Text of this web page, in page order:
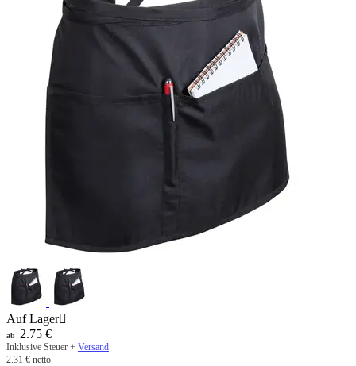
Auf Lager
ab 2.75 €
Inklusive Steuer + Versand
2.31 € netto